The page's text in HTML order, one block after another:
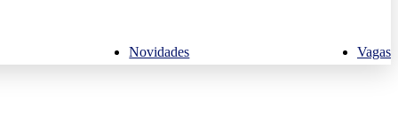
Novidades Vagas